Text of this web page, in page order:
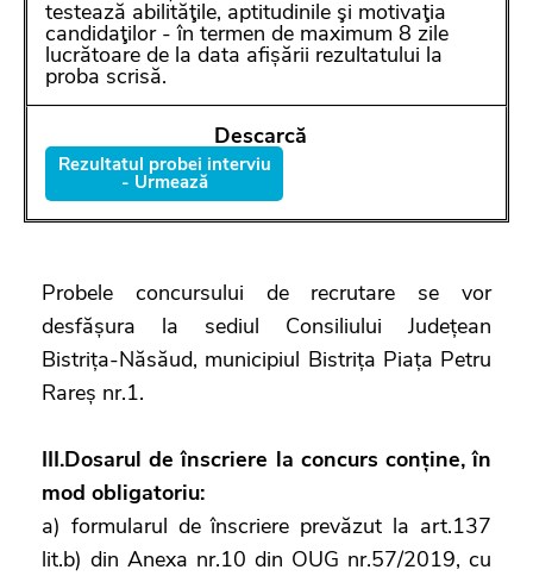
testează abilităţile, aptitudinile şi motivaţia
candidaţilor - în termen de maximum 8 zile
lucrătoare de la data afișării rezultatului la
proba scrisă.
Rezultatul probei interviu
- Urmează
Probele concursului de recrutare se vor
desfășura la sediul Consiliului Județean
Bistrița-Năsăud, municipiul Bistrița Piața Petru
Rareș nr.1.
III.Dosarul de înscriere la concurs conține, în
mod obligatoriu:
a) formularul de înscriere prevăzut la art.137
lit.b) din Anexa nr.10 din OUG nr.57/2019, cu